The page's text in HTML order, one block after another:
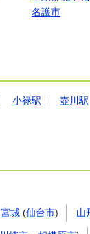
名護市
小禄駅 壺川駅
宮城(仙台市) 山